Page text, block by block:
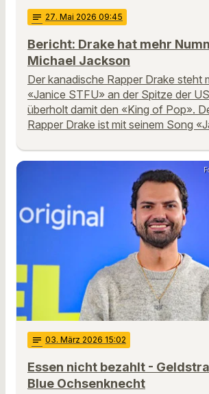
notes 27. Mai 2026 09:45
Bericht: Drake hat mehr
Michael Jackson
Der kanadische Rapper Drake steht
«Janice STFU» an der Spitze der
überholt damit den «King of Pop».
Rapper Drake ist mit seinem Song
notes 03. März 2026 15:02
Essen nicht bezahlt -
Blue Ochsenknecht